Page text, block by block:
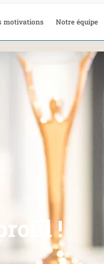
motivations Notre équipe
!